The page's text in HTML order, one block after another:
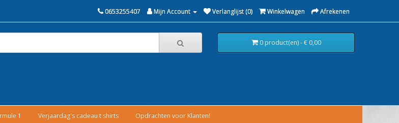
0653255407 Mijn Account Verlanglijst (0) Winkelwagen Afrekenen
0 product(en) - € 0,00
1 Verjaardag's cadeau t shirts Opdrachten voor Klanten!